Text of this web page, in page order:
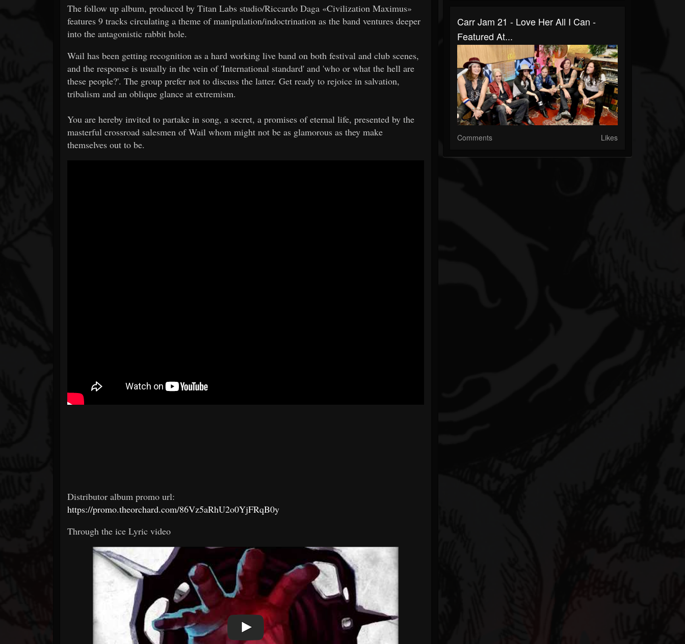
The follow up album, produced by Titan Labs studio/Riccardo Daga «Civilization Maximus»
features 9 tracks circulating a theme of manipulation/indoctrination as the band ventures deeper
into the antagonistic rabbit hole.
Wail has been getting recognition as a hard working live band on both festival and club scenes,
and the response is usually in the vein of 'International standard' and 'who or what the hell are
these people?'. The group prefer not to discuss the latter. Get ready to rejoice in salvation,
tribalism and an oblique glance at extremism.
You are hereby invited to partake in song, a secret, a promises of eternal life, presented by the
masterful crossroad salesmen of Wail whom might not be as glamorous as they make
themselves out to be.
Distributor album promo url:
https://promo.theorchard.com/86Vz5aRhU2o0YjFRqB0y
Through the ice Lyric video
Carr Jam 21 - Love Her All I Can -
Featured At...
Comments Likes